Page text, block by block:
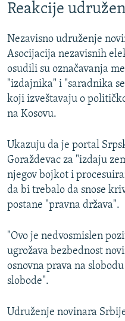
Reakcije
Nezavisno udruženje
Asocijacija nezavisnih
osudili su označavanja
"izdajnika" i "saradnika
koji izveštavaju o
na Kosovu.
Ukazuju da je portal
Goraždevac za "izdaju
njegov bojkot i
da bi trebalo da snose
postane "pravna država".
"Ovo je nedvosmislen
ugrožava bezbednost
osnovna prava na
slobode".
Udruženje novinara